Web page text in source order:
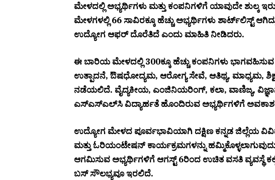
ಮೇಳದಲ್ಲಿ ಅಭ್ಯರ್ಥಿಗಳು ಮತ್ತು ಕಂಪನಿಗಳಿಗೆ ಯಾವುದೇ ಶುಲ್ಕ
ಮೇಳಗಳಲ್ಲಿ 66 ಸಾವಿರಕ್ಕೂ ಹೆಚ್ಚು ಅಭ್ಯರ್ಥಿಗಳು ಶಾರ್ಟ್‌ಲಿಸ್ಟ್
ಉದ್ಯೋಗ ಆಫರ್ ದೊರೆತಿದೆ ಎಂದು ಮಾಹಿತಿ ನೀಡಿದರು.
ಈ ಬಾರಿಯ ಮೇಳದಲ್ಲಿ 300ಕ್ಕೂ ಹೆಚ್ಚು ಕಂಪನಿಗಳು ಭಾಗವಹಿಸುವ
ಉತ್ಪಾದನೆ, ಔಷಧೋದ್ಯಮ, ಆರೋಗ್ಯ ಸೇವೆ, ಆತಿಥ್ಯ, ಮಾಧ್ಯಮ,
ನಡೆಯಲಿದೆ. ವೈದ್ಯಕೀಯ, ಎಂಜಿನಿಯರಿಂಗ್, ಕಲಾ, ವಾಣಿಜ್ಯ,
ಎಸ್‌ಎಸ್‌ಎಲ್‌ಸಿ ವಿದ್ಯಾರ್ಹತೆ ಹೊಂದಿರುವ ಅಭ್ಯರ್ಥಿಗಳಿಗೆ ಅವಕಾಶ
ಉದ್ಯೋಗ ಮೇಳದ ಪೂರ್ವಭಾವಿಯಾಗಿ ದಕ್ಷಿಣ ಕನ್ನಡ ಜಿಲ್ಲೆಯ
ಮತ್ತು ಓರಿಯಂಟೇಷನ್ ಕಾರ್ಯಕ್ರಮಗಳನ್ನು
ಆಗಮಿಸುವ ಅಭ್ಯರ್ಥಿಗಳಿಗೆ ಆಗಸ್ಟ್ 6ರಿಂದ ಉಚಿತ ವಸತಿ ವ್ಯವಸ್ಥೆ
ಬಸ್ ಸೌಲಭ್ಯವೂ ಇರಲಿದೆ.